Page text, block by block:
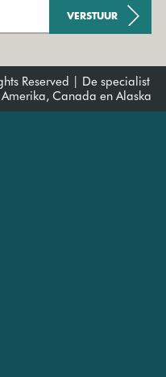
VERSTUUR
Reserved | De specialist
Canada en Alaska